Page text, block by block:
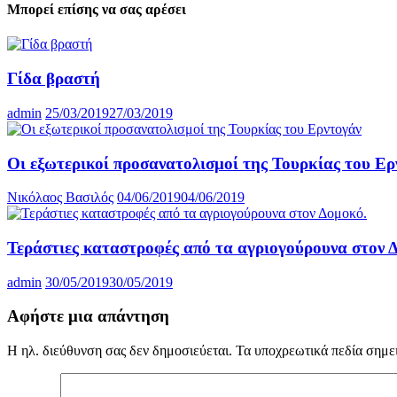
Μπορεί επίσης να σας αρέσει
Γίδα βραστή
admin 25/03/201927/03/2019
Οι εξωτερικοί προσανατολισμοί της Τουρκίας του
Νικόλαος Βασιλός 04/06/201904/06/2019
Τεράστιες καταστροφές από τα αγριογούρουνα στον
admin 30/05/201930/05/2019
Αφήστε μια απάντηση
Η ηλ. διεύθυνση σας δεν δημοσιεύεται. Τα υποχρεωτικά πεδία